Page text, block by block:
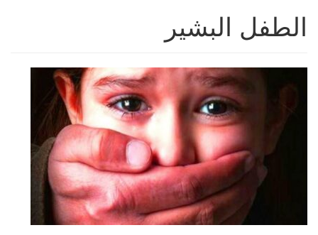
الطفل البشير